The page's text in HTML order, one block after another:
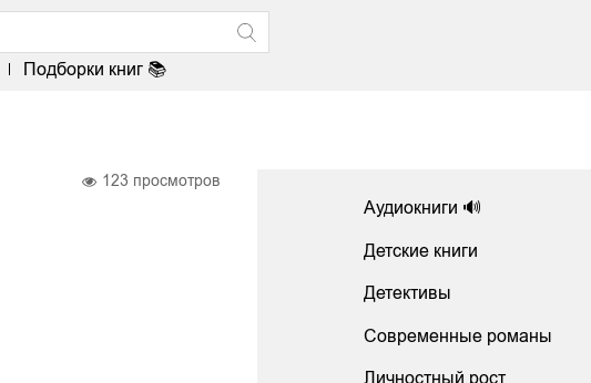
Подборки книг 📚
123 просмотров
Аудиокниги 🔊
Детские книги
Детективы
Современные романы
Личностный рост